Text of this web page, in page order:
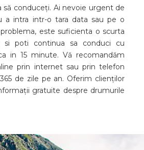
să conduceți. Ai nevoie urgent de
a intra intr-o tara data sau pe o
este suficienta o scurta
si poti continua sa conduci cu
in 15 minute. Vă recomandăm
prin internet sau prin telefon
de zile pe an. Oferim clienților
gratuite despre drumurile